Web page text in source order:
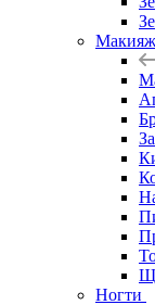
Макияж
Ногти